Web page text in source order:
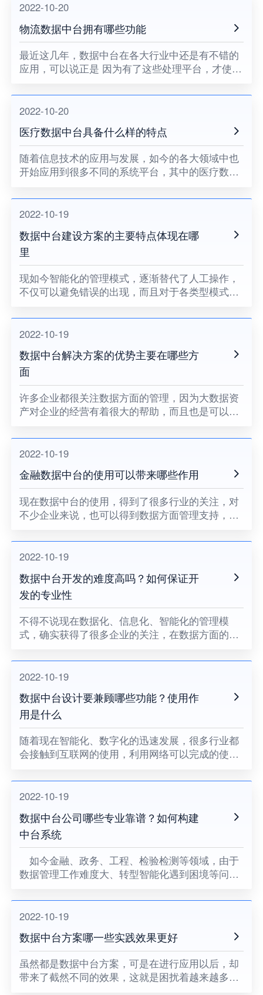
来说，在选择这类公司的时
2022-10-20
物流数据中台拥有哪些功能
最近这几年，数据中台在各大行业中还是有不错的
应用，可以说正是 因为有了这些处理平台，才使得
更是会发现物流数据中台有不错的应用，这样的数
据处理平台会有什么样的
2022-10-20
医疗数据中台具备什么样的特点
随着信息技术的应用与发展，如今的各大领域中也
开始应用到很多不同的系统平台，其中的医疗数据
中台更是可以有大数据的技术支持，结合了医院，
医疗集团还有医保等多个项
2022-10-19
数据中台建设方案的主要特点体现在哪
里
现如今智能化的管理模式，逐渐替代了人工操作，
不仅可以避免错误的出现，而且对于各类型模式的
管理优势也是极高，值得多加关注。如今数据中台
的使用，也是得到了很多行
2022-10-19
数据中台解决方案的优势主要在哪些方
面
许多企业都很关注数据方面的管理，因为大数据资
产对企业的经营有着很大的帮助，而且也是可以转
以多加关注数据中台的使用，针对数据提供多种管
理模式，让数据得到标准化
2022-10-19
金融数据中台的使用可以带来哪些作用
现在数据中台的使用，得到了很多行业的关注，对
不少企业来说，也可以得到数据方面管理支持，实
大数据资产的获取轻松了很多，在管理上也是可以
避免数据丢失、数据错误、
2022-10-19
数据中台开发的难度高吗？如何保证开
发的专业性
不得不说现在数据化、信息化、智能化的管理模
式，确实获得了很多企业的关注，在数据方面的管
广泛使用的原因，能够针对企业产生的各类型数据
进行统一的收集和管理，同时
2022-10-19
数据中台设计要兼顾哪些功能？使用作
用是什么
随着现在智能化、数字化的迅速发展，很多行业都
会接触到互联网的使用，利用网络可以完成的使用
数据技术愈发专业成熟。现在数据中台的使用，也
是得到了很多企业的关注，
2022-10-19
数据中台公司哪些专业靠谱？如何构建
中台系统
如今金融、政务、工程、检验检测等领域，由于
数据管理工作难度大、转型智能化遇到困境等问
够看到更显著的效果。而数据中台系统就是逐渐得
到更多客户信赖的产品，那么
2022-10-19
数据中台方案哪一些实践效果更好
虽然都是数据中台方案，可是在进行应用以后，却
带来了截然不同的效果，这就是困扰着越来越多客